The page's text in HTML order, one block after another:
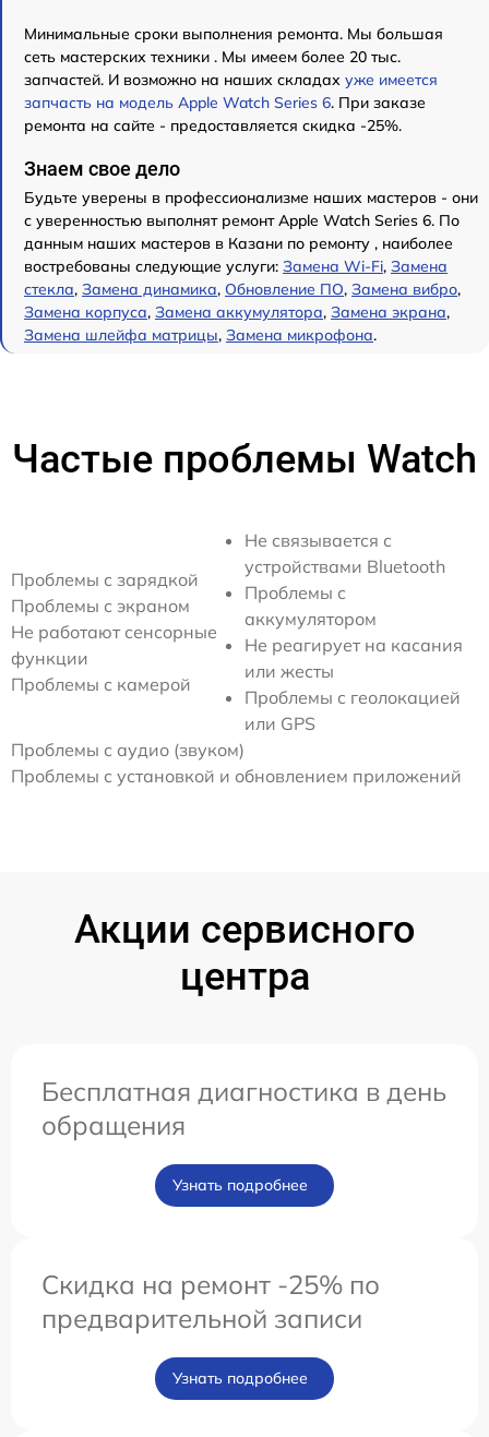
Минимальные сроки выполнения ремонта. Мы большая
сеть мастерских техники . Мы имеем более 20 тыс.
запчастей. И возможно на наших складах уже имеется
запчасть на модель Apple Watch Series 6. При заказе
ремонта на сайте - предоставляется скидка -25%.
Знаем свое дело
Будьте уверены в профессионализме наших мастеров - они
с уверенностью выполнят ремонт Apple Watch Series 6. По
данным наших мастеров в Казани по ремонту , наиболее
востребованы следующие услуги: Замена Wi-Fi, Замена
стекла, Замена динамика, Обновление ПО, Замена вибро,
Замена корпуса, Замена аккумулятора, Замена экрана,
Замена шлейфа матрицы, Замена микрофона.
Частые проблемы Watch
Проблемы с зарядкой
Проблемы с экраном
Не работают сенсорные
функции
Проблемы с камерой
Не связывается с
устройствами Bluetooth
Проблемы с
аккумулятором
Не реагирует на касания
или жесты
Проблемы с геолокацией
или GPS
Проблемы с аудио (звуком)
Проблемы с установкой и обновлением приложений
Акции сервисного
центра
Бесплатная диагностика в день
обращения
Узнать подробнее
Скидка на ремонт -25% по
предварительной записи
Узнать подробнее